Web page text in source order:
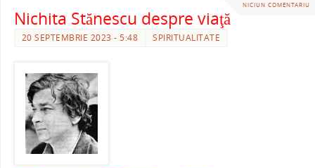
NICIUN COMENTARIU
Nichita Stănescu despre viaţă
20 SEPTEMBRIE 2023 - 5:48 SPIRITUALITATE